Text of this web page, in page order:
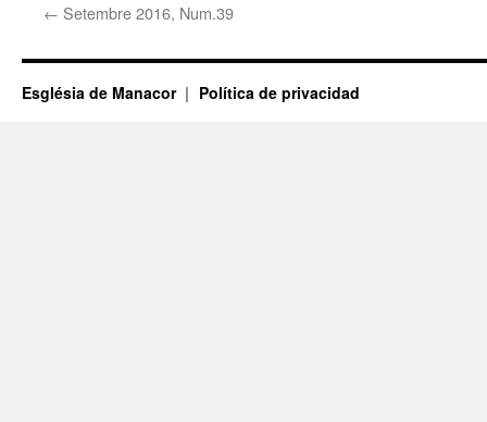
← Setembre 2016, Num.39
Església de Manacor Política de privacidad